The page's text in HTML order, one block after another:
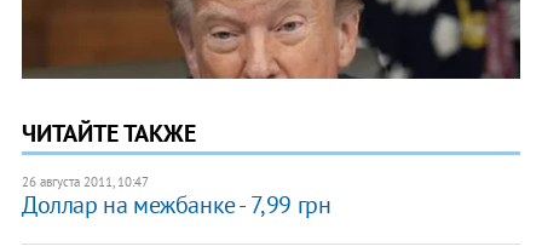
ЧИТАЙТЕ ТАКЖЕ
26 августа 2011, 10:47
Доллар на межбанке - 7,99 грн